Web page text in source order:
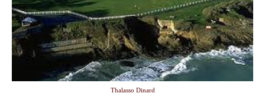
Thalasso Dinard